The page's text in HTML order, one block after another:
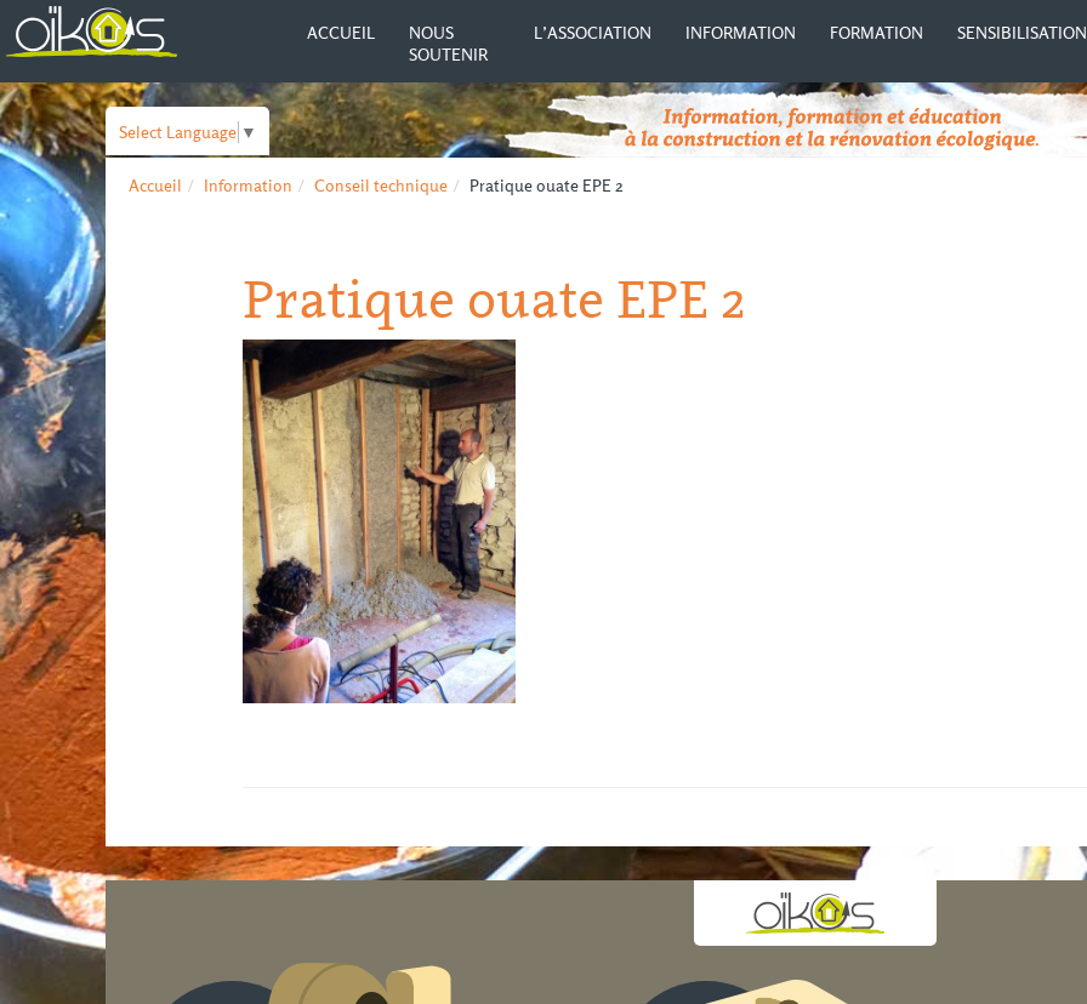
ACCUEIL
NOUS
SOUTENIR
L’ASSOCIATION INFORMATION FORMATION SENSIBILISATION
Select Language ▼
Accueil Information Conseil technique Pratique ouate EPE 2
Pratique ouate EPE 2